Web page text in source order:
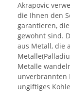
Akrapovic
die Ihnen den
garantieren,
gewohnt sind.
aus Metall, die
Metalle
unverbrannten
ungiftiges